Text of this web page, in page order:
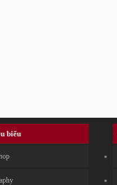
biểu